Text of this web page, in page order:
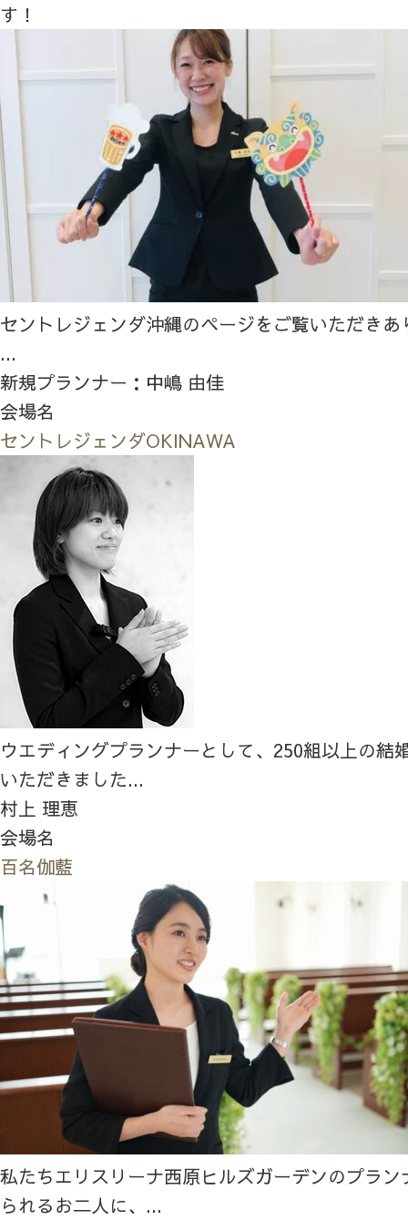
す！
セントレジェンダ沖縄のページをご覧いただき
...
新規プランナー：中嶋 由佳
会場名
セントレジェンダOKINAWA
ウエディングプランナーとして、250組以上の結
いただきました...
村上 理恵
会場名
百名伽藍
私たちエリスリーナ西原ヒルズガーデンのプラ
られるお二人に、...